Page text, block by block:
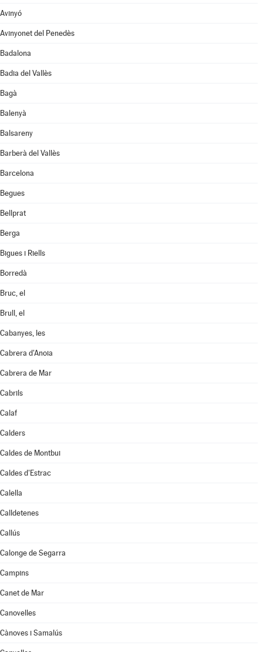
Avinyó
Avinyonet del Penedès
Badalona
Badia del Vallès
Bagà
Balenyà
Balsareny
Barberà del Vallès
Barcelona
Begues
Bellprat
Berga
Bigues i Riells
Borredà
Bruc, el
Brull, el
Cabanyes, les
Cabrera d'Anoia
Cabrera de Mar
Cabrils
Calaf
Calders
Caldes de Montbui
Caldes d'Estrac
Calella
Calldetenes
Callús
Calonge de Segarra
Campins
Canet de Mar
Canovelles
Cànoves i Samalús